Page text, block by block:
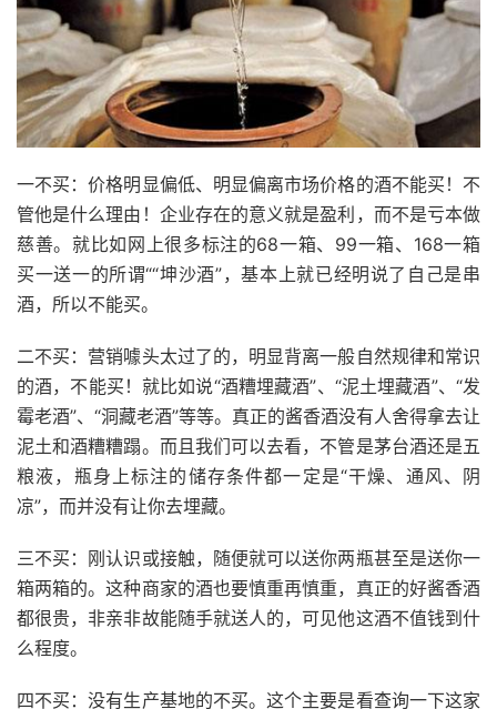
一不买：价格明显偏低、明显偏离市场价格的酒不能买！不
管他是什么理由！企业存在的意义就是盈利，而不是亏本做
慈善。就比如网上很多标注的68一箱、99一箱、168一箱
买一送一的所谓““坤沙酒”，基本上就已经明说了自己是串
酒，所以不能买。
二不买：营销噱头太过了的，明显背离一般自然规律和常识
的酒，不能买！就比如说“酒糟埋藏酒”、“泥土埋藏酒”、“发
霉老酒”、“洞藏老酒”等等。真正的酱香酒没有人舍得拿去让
泥土和酒糟糟蹋。而且我们可以去看，不管是茅台酒还是五
粮液，瓶身上标注的储存条件都一定是“干燥、通风、阴
凉”，而并没有让你去埋藏。
三不买：刚认识或接触，随便就可以送你两瓶甚至是送你一
箱两箱的。这种商家的酒也要慎重再慎重，真正的好酱香酒
都很贵，非亲非故能随手就送人的，可见他这酒不值钱到什
么程度。
四不买：没有生产基地的不买。这个主要是看查询一下这家